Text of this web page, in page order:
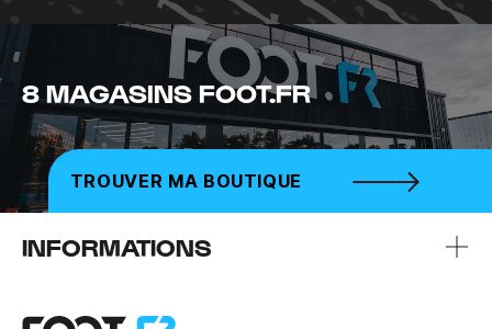
8 MAGASINS FOOT.FR
TROUVER MA BOUTIQUE
INFORMATIONS